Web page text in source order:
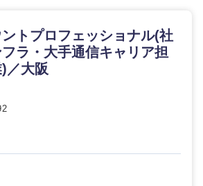
トプロフェッショナル(社
ラ・大手通信キャリア担
／大阪